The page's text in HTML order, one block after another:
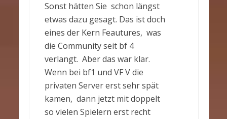
Sonst hätten Sie schon längst
etwas dazu gesagt. Das ist doch
eines der Kern Feautures, was
die Community seit bf 4
verlangt. Aber das war klar.
Wenn bei bf1 und VF V die
privaten Server erst sehr spät
kamen, dann jetzt mit doppelt
so vielen Spielern erst recht